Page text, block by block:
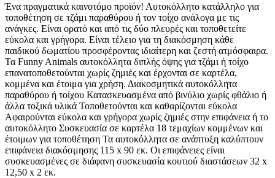
Ένα πραγματικά καινοτόμο προϊόν! Αυτοκόλλητο κατάλληλο για
τοποθέτηση σε τζάμι παραθύρου ή τον τοίχο ανάλογα με τις
ανάγκες. Είναι ορατό και από τις δύο πλευρές και τοποθετείτε
εύκολα και γρήγορα. Είναι τέλειο για τη διακόσμηση κάθε
παιδικού δωματίου προσφέροντας ιδιαίτερη και ζεστή ατμόσφαιρα.
Τα Funny Animals αυτοκόλλητα διπλής όψης για τζάμι ή τοίχο
επανατοποθετούνται χωρίς ζημιές και έρχονται σε καρτέλα,
κομμένα και έτοιμα για χρήση. Διακοσμητικά αυτοκόλλητα
παραθύρου ή τοίχου Κατασκευασμένα από βινύλιο χωρίς φθάλιο ή
άλλα τοξικά υλικά Τοποθετούνται και καθαρίζονται εύκολα
Αφαιρούνται εύκολα και γρήγορα χωρίς ζημιές στην επιφάνεια ή το
αυτοκόλλητο Συσκευασία σε καρτέλα 18 τεμαχίων κομμένων και
έτοιμων για τοποθέτηση Τα αυτοκόλλητα σε ανάπτυξη καλύπτουν
επιφάνεια διακόσμησης 115 x 90 εκ. Οι επιφάνειες είναι
συσκευασμένες σε διάφανη συσκευασία κουτιού διαστάσεων 32 x
12,50 x 2 εκ.